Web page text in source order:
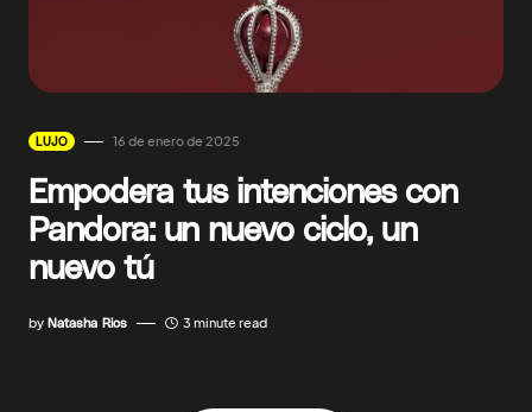
LUJO 16 de enero de 2025
Empodera tus intenciones con
Pandora: un nuevo ciclo, un
nuevo tú
by Natasha Rios 3 minute read